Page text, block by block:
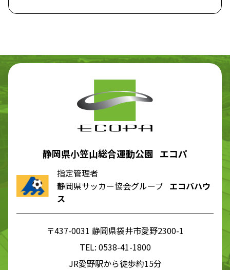
静岡県小笠山総合運動公園 エコパ
指定管理者
静岡県サッカー協会グループ エコパハウ
ス
〒437-0031 静岡県袋井市愛野2300-1
TEL: 0538-41-1800
JR愛野駅から徒歩約15分